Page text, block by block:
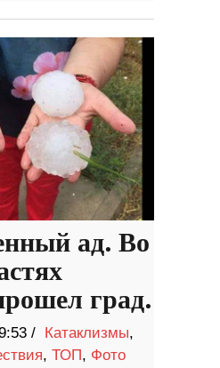
ад. Во
град.
/ Катаклизмы,
, ТОП, Фото